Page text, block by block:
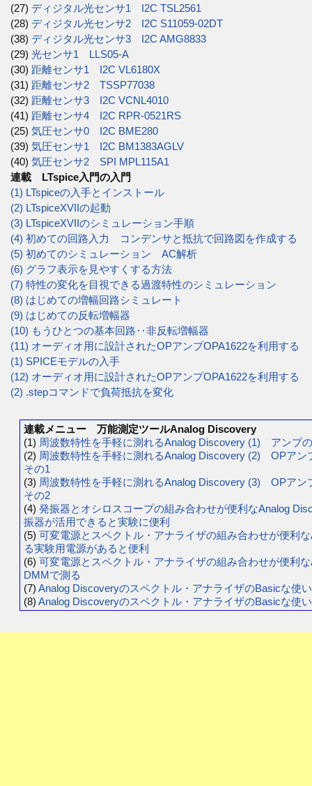
(27) ディジタル光センサ1 I2C TSL2561
(28) ディジタル光センサ2 I2C S11059-02DT
(38) ディジタル光センサ3 I2C AMG8833
(29) 光センサ1 LLS05-A
(30) 距離センサ1 I2C VL6180X
(31) 距離センサ2 TSSP77038
(32) 距離センサ3 I2C VCNL4010
(41) 距離センサ4 I2C RPR-0521RS
(25) 気圧センサ0 I2C BME280
(39) 気圧センサ1 I2C BM1383AGLV
(40) 気圧センサ2 SPI MPL115A1
連載 LTspice入門の入門
(1) LTspiceの入手とインストール
(2) LTspiceXVIIの起動
(3) LTspiceXVIIのシミュレーション手順
(4) 初めての回路入力 コンデンサと抵抗で回路図を作成する
(5) 初めてのシミュレーション AC解析
(6) グラフ表示を見やすくする方法
(7) 特性の変化を目視できる過渡特性のシミュレーション
(8) はじめての増幅回路シミュレート
(9) はじめての反転増幅器
(10) もうひとつの基本回路‥非反転増幅器
(11) オーディオ用に設計されたOPアンプOPA1622を利用する
(1) SPICEモデルの入手
(12) オーディオ用に設計されたOPアンプOPA1622を利用する
(2) .stepコマンドで負荷抵抗を変化
連載メニュー 万能測定ツールAnalog Discovery
(1) 周波数特性を手軽に測れるAnalog Discovery (1) アンプ
(2) 周波数特性を手軽に測れるAnalog Discovery (2) OPア
その1
(3) 周波数特性を手軽に測れるAnalog Discovery (3) OPア
その2
(4) 発振器とオシロスコープの組み合わせが便利なAnalog
振器が活用できると実験に便利
(5) 可変電源とスペクトル・アナライザの組み合わせが便利
る実験用電源があると便利
(6) 可変電源とスペクトル・アナライザの組み合わせが便利
DMMで測る
(7) Analog Discoveryのスペクトル・アナライザのBasicな使
(8) Analog Discoveryのスペクトル・アナライザのBasicな使